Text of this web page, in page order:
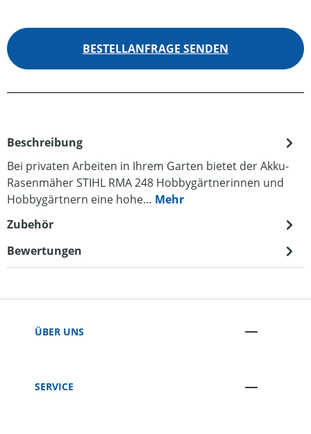
BESTELLANFRAGE SENDEN
Beschreibung
Bei privaten Arbeiten in Ihrem Garten bietet der Akku-
Rasenmäher STIHL RMA 248 Hobbygärtnerinnen und
Hobbygärtnern eine hohe… Mehr
Zubehör
Bewertungen
ÜBER UNS
SERVICE